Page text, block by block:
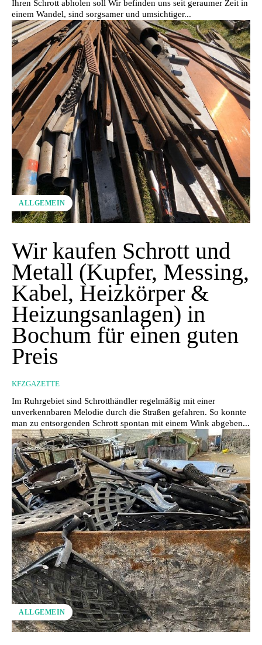
Ihren Schrott abholen soll Wir befinden uns seit geraumer Zeit in
einem Wandel, sind sorgsamer und umsichtiger...
ALLGEMEIN
Wir kaufen Schrott und
Metall (Kupfer, Messing,
Kabel, Heizkörper &
Heizungsanlagen) in
Bochum für einen guten
Preis
KFZGAZETTE
Im Ruhrgebiet sind Schrotthändler regelmäßig mit einer
unverkennbaren Melodie durch die Straßen gefahren. So konnte
man zu entsorgenden Schrott spontan mit einem Wink abgeben...
ALLGEMEIN